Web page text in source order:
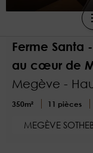
20 000 €/
Ferme Santa
au cœur de
Megève -
350m² 11 pièces
MEGÈVE